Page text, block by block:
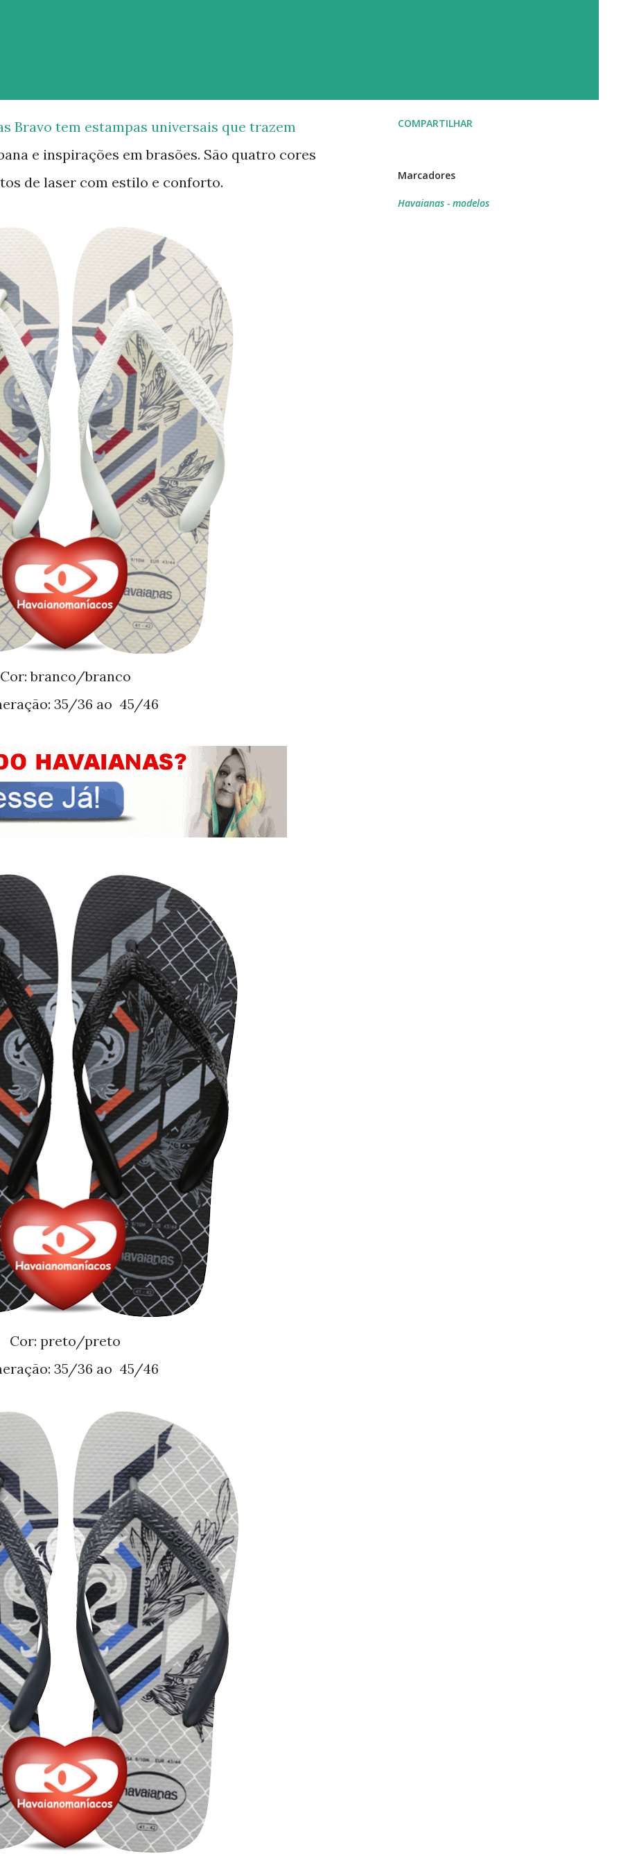
Bravo tem estampas universais que trazem
e inspirações em brasões. São quatro cores
de laser com estilo e conforto.
Cor: branco/branco
35/36 ao 45/46
Cor: preto/preto
35/36 ao 45/46
COMPARTILHAR
Marcadores
Havaianas - modelos